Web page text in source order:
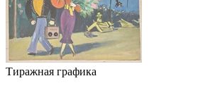
Тиражная графика